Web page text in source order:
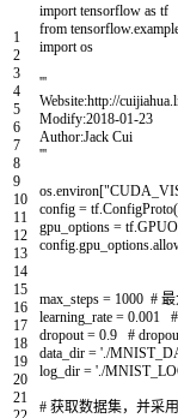
1
2
3
4
5
6
7
8
9
10
11
12
13
14
15
16
17
18
19
20
21
import tensorflow as tf
from tensorflow.
import os
'''
Website:http://
Modify:2018-01-23
Author:Jack Cui
'''
os environ[
config = tf ConfigProto(
gpu_options = tf
config gpu_options
max_steps = 1000 #
learning_rate = 0.001
dropout = 0.9
#
data_dir = './
log_dir = './
# 获取数据集，并采